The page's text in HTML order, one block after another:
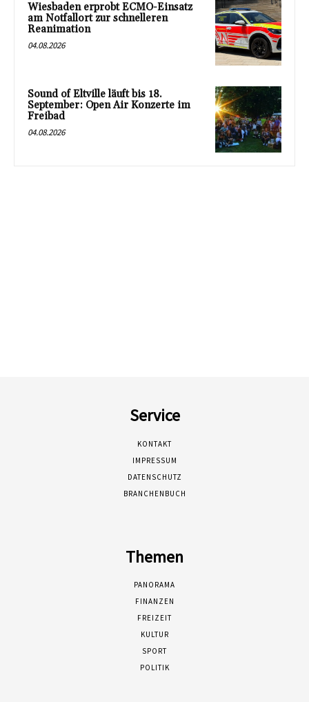
Wiesbaden erprobt ECMO-Einsatz
am Notfallort zur schnelleren
Reanimation
04.08.2026
Sound of Eltville läuft bis 18.
September: Open Air Konzerte im
Freibad
04.08.2026
Service
KONTAKT
IMPRESSUM
DATENSCHUTZ
BRANCHENBUCH
Themen
PANORAMA
FINANZEN
FREIZEIT
KULTUR
SPORT
POLITIK